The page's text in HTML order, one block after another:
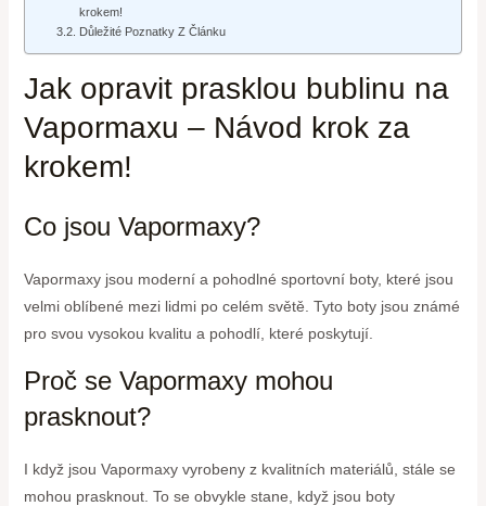
krokem!
Důležité Poznatky Z Článku
Jak opravit prasklou bublinu na
Vapormaxu – Návod krok za
krokem!
Co jsou Vapormaxy?
Vapormaxy jsou moderní a pohodlné sportovní boty, které jsou
velmi oblíbené mezi lidmi po celém světě. Tyto boty jsou známé
pro svou vysokou kvalitu a pohodlí, které poskytují.
Proč se Vapormaxy mohou
prasknout?
I když jsou Vapormaxy vyrobeny z kvalitních materiálů, stále se
mohou prasknout. To se obvykle stane, když jsou boty